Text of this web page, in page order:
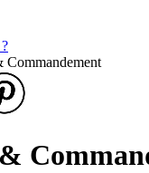
Commandement